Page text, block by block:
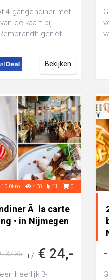
4-gangendiner met
de kaart bij
geniet
Bekijken
408 11 0
Ã la carte
• in Nijmegen
+/- € 24,-
€ 37,35
heerlijk 3-